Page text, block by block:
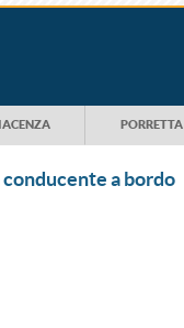
PORRETTA
a bordo